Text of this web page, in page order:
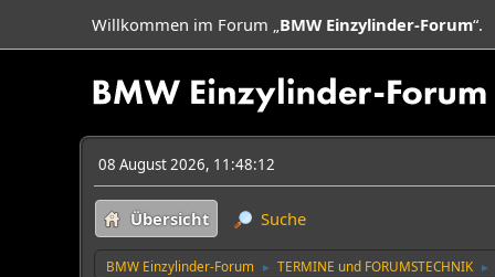
Willkommen im Forum „BMW Einzylinder-Forum“.
08 August 2026, 11:48:12
Übersicht Suche
BMW Einzylinder-Forum ► TERMINE und FORUMSTECHNIK ►